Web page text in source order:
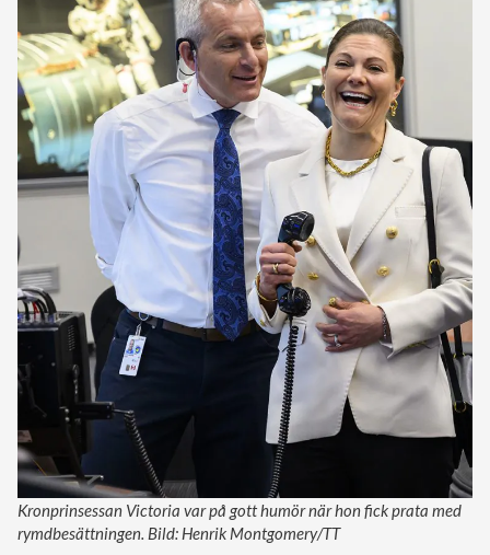
Kronprinsessan Victoria var på gott humör när hon fick prata med
rymdbesättningen. Bild: Henrik Montgomery/TT